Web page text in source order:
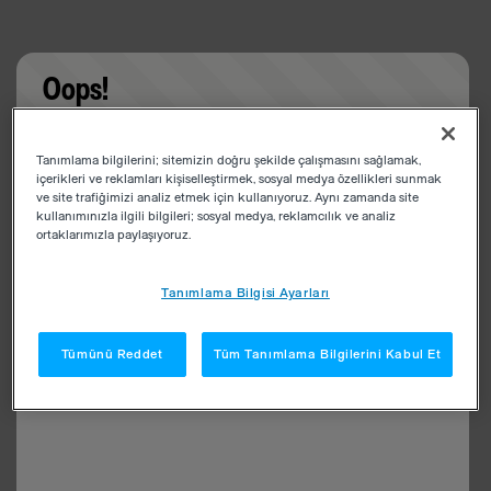
Oops!
app
Tanımlama bilgilerini; sitemizin doğru şekilde çalışmasını sağlamak,
içerikleri ve reklamları kişiselleştirmek, sosyal medya özellikleri sunmak
ve site trafiğimizi analiz etmek için kullanıyoruz. Aynı zamanda site
kullanımınızla ilgili bilgileri; sosyal medya, reklamcılık ve analiz
ortaklarımızla paylaşıyoruz.
Tanımlama Bilgisi Ayarları
Tümünü Reddet Tüm Tanımlama Bilgilerini Kabul Et